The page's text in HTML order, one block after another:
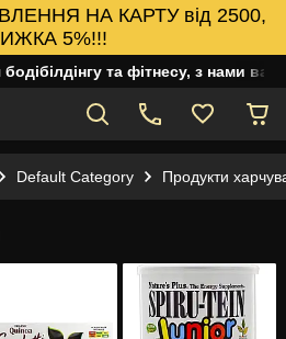
НА КАРТУ від 2500,
5%!!!
бодібілдінгу та фітнесу, з нами
Default Category Продукти